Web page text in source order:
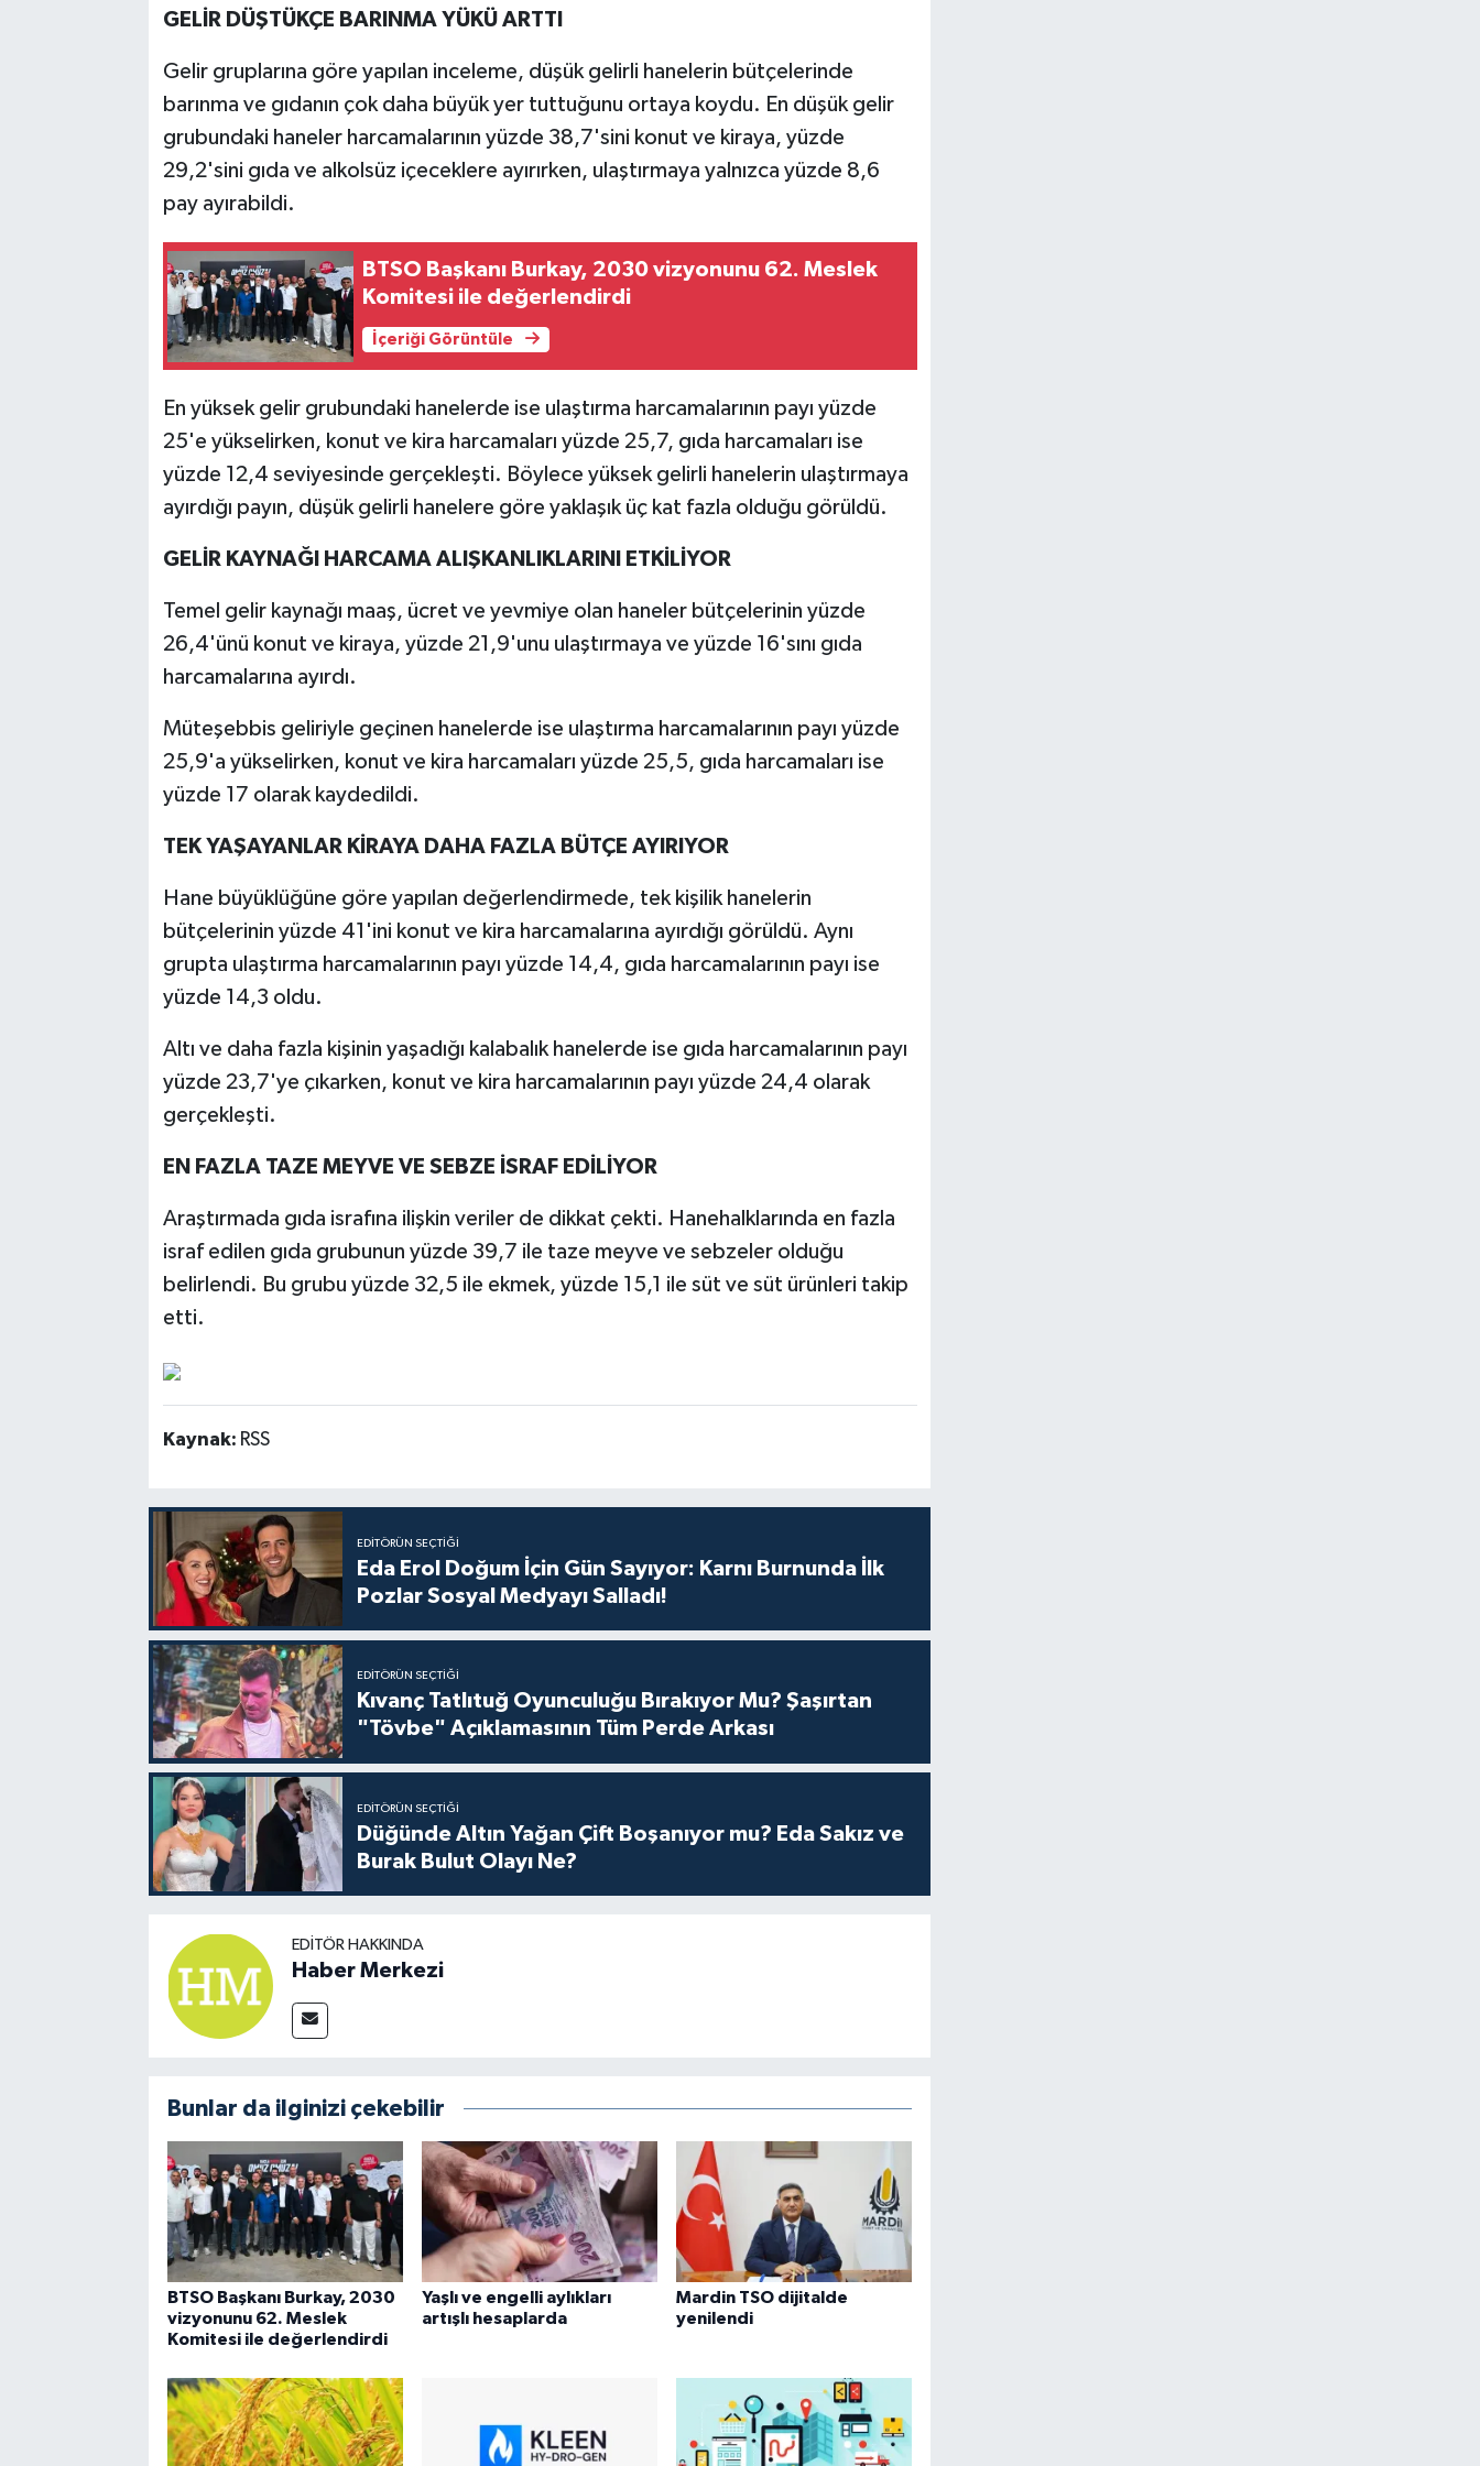
GELİR DÜŞTÜKÇE BARINMA YÜKÜ ARTTI
Gelir gruplarına göre yapılan inceleme, düşük gelirli hanelerin bütçelerinde
barınma ve gıdanın çok daha büyük yer tuttuğunu ortaya koydu. En düşük gelir
grubundaki haneler harcamalarının yüzde 38,7'sini konut ve kiraya, yüzde
29,2'sini gıda ve alkolsüz içeceklere ayırırken, ulaştırmaya yalnızca yüzde 8,6
pay ayırabildi.
BTSO Başkanı Burkay, 2030 vizyonunu 62. Meslek
Komitesi ile değerlendirdi
İçeriği Görüntüle
En yüksek gelir grubundaki hanelerde ise ulaştırma harcamalarının payı yüzde
25'e yükselirken, konut ve kira harcamaları yüzde 25,7, gıda harcamaları ise
yüzde 12,4 seviyesinde gerçekleşti. Böylece yüksek gelirli hanelerin ulaştırmaya
ayırdığı payın, düşük gelirli hanelere göre yaklaşık üç kat fazla olduğu görüldü.
GELİR KAYNAĞI HARCAMA ALIŞKANLIKLARINI ETKİLİYOR
Temel gelir kaynağı maaş, ücret ve yevmiye olan haneler bütçelerinin yüzde
26,4'ünü konut ve kiraya, yüzde 21,9'unu ulaştırmaya ve yüzde 16'sını gıda
harcamalarına ayırdı.
Müteşebbis geliriyle geçinen hanelerde ise ulaştırma harcamalarının payı yüzde
25,9'a yükselirken, konut ve kira harcamaları yüzde 25,5, gıda harcamaları ise
yüzde 17 olarak kaydedildi.
TEK YAŞAYANLAR KİRAYA DAHA FAZLA BÜTÇE AYIRIYOR
Hane büyüklüğüne göre yapılan değerlendirmede, tek kişilik hanelerin
bütçelerinin yüzde 41'ini konut ve kira harcamalarına ayırdığı görüldü. Aynı
grupta ulaştırma harcamalarının payı yüzde 14,4, gıda harcamalarının payı ise
yüzde 14,3 oldu.
Altı ve daha fazla kişinin yaşadığı kalabalık hanelerde ise gıda harcamalarının payı
yüzde 23,7'ye çıkarken, konut ve kira harcamalarının payı yüzde 24,4 olarak
gerçekleşti.
EN FAZLA TAZE MEYVE VE SEBZE İSRAF EDİLİYOR
Araştırmada gıda israfına ilişkin veriler de dikkat çekti. Hanehalklarında en fazla
israf edilen gıda grubunun yüzde 39,7 ile taze meyve ve sebzeler olduğu
belirlendi. Bu grubu yüzde 32,5 ile ekmek, yüzde 15,1 ile süt ve süt ürünleri takip
etti.
Kaynak: RSS
EDITÖRÜN SEÇTIĞI
Eda Erol Doğum İçin Gün Sayıyor: Karnı Burnunda İlk
Pozlar Sosyal Medyayı Salladı!
EDITÖRÜN SEÇTIĞI
Kıvanç Tatlıtuğ Oyunculuğu Bırakıyor Mu? Şaşırtan
"Tövbe" Açıklamasının Tüm Perde Arkası
EDITÖRÜN SEÇTIĞI
Düğünde Altın Yağan Çift Boşanıyor mu? Eda Sakız ve
Burak Bulut Olayı Ne?
EDITÖR HAKKINDA
Haber Merkezi
Bunlar da ilginizi çekebilir
BTSO Başkanı Burkay, 2030
vizyonunu 62. Meslek
Komitesi ile değerlendirdi
Yaşlı ve engelli aylıkları
artışlı hesaplarda
Mardin TSO dijitalde
yenilendi